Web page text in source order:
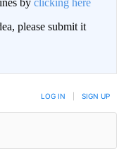
by clicking here
please submit it
LOG IN SIGN UP